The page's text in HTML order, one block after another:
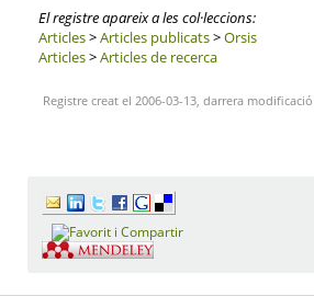
El registre apareix a les col·leccions:
Articles>Articles publicats>Orsis
Articles>Articles de recerca
Registre creat el 2006-03-13, darrera